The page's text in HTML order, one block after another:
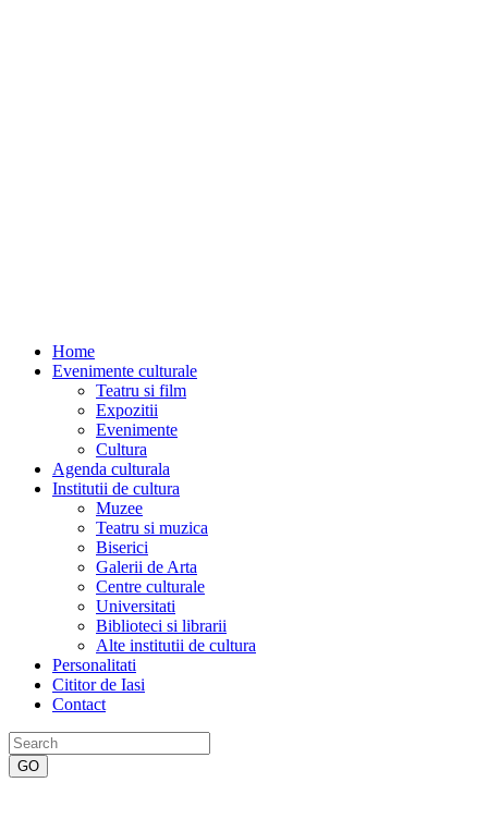
Home
Evenimente culturale
Teatru si film
Expozitii
Evenimente
Cultura
Agenda culturala
Institutii de cultura
Muzee
Teatru si muzica
Biserici
Galerii de Arta
Centre culturale
Universitati
Biblioteci si librarii
Alte institutii de cultura
Personalitati
Cititor de Iasi
Contact